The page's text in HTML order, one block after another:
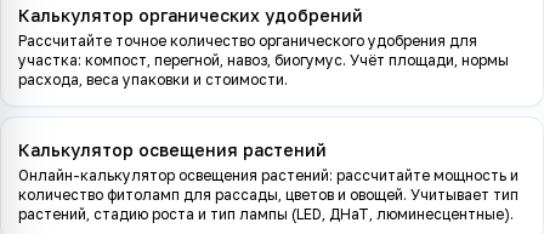
Калькулятор органических удобрений
Рассчитайте точное количество органического удобрения для
участка: компост, перегной, навоз, биогумус. Учёт площади, нормы
расхода, веса упаковки и стоимости.
Калькулятор освещения растений
Онлайн-калькулятор освещения растений: рассчитайте мощность и
количество фитоламп для рассады, цветов и овощей. Учитывает тип
растений, стадию роста и тип лампы (LED, ДНаТ, люминесцентные).